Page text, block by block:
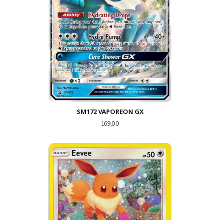
SM172 VAPOREON GX
Pris
169,00